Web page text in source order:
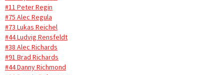
#11 Peter Regin
#75 Alec Regula
#73 Lukas Reichel
#44 Ludvig Rensfeldt
#38 Alec Richards
#91 Brad Richards
#44 Danny Richmond